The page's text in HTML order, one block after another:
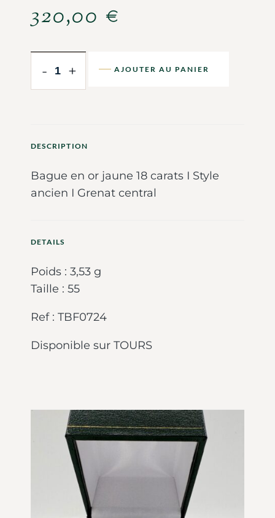
320,00 €
- + AJOUTER AU PANIER
DESCRIPTION
Bague en or jaune 18 carats I Style
ancien I Grenat central
DETAILS
Poids : 3,53 g
Taille : 55
Ref : TBF0724
Disponible sur TOURS